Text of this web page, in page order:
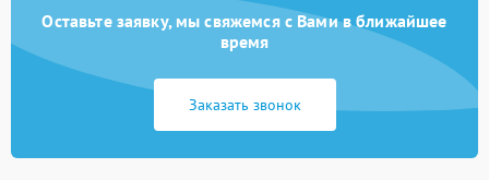
Оставьте заявку, мы свяжемся с Вами в ближайшее
время
Заказать звонок